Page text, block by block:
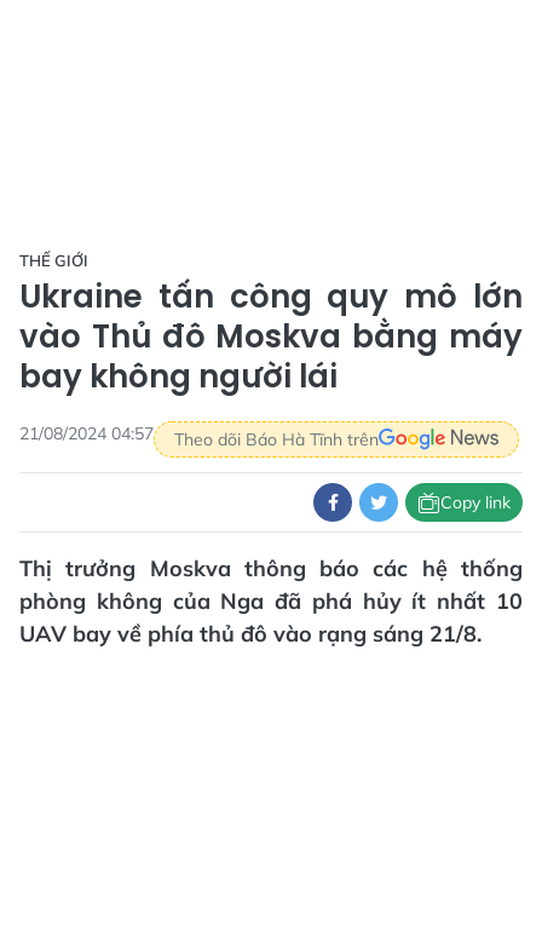
THẾ GIỚI
Ukraine tấn công quy mô lớn
vào Thủ đô Moskva bằng máy
bay không người lái
21/08/2024 04:57 Theo dõi Báo Hà Tĩnh trên
Copy link
Thị trưởng Moskva thông báo các hệ thống
phòng không của Nga đã phá hủy ít nhất 10
UAV bay về phía thủ đô vào rạng sáng 21/8.